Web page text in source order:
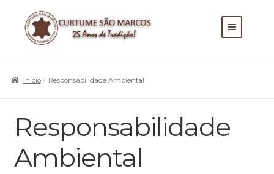
ATENDIMENTO
Início Responsabilidade Ambiental
Responsabilidade
Ambiental